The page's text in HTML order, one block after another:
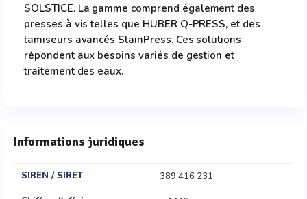
SOLSTICE. La gamme comprend également des
presses à vis telles que HUBER Q-PRESS, et des
tamiseurs avancés StainPress. Ces solutions
répondent aux besoins variés de gestion et
traitement des eaux.
Informations juridiques
SIREN / SIRET
389 416 231